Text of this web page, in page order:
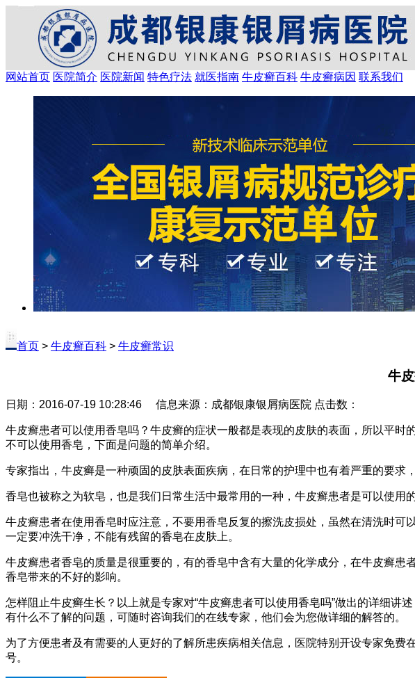
网站首页 医院简介 医院新闻 特色疗法 就医指南 牛皮癣百科 牛皮癣病因 联系我们
首页 > 牛皮癣百科 > 牛皮癣常识
牛
日期：2016-07-19 10:28:46 信息来源：成都银康银屑病医院 点击数：
牛皮癣患者可以使用香皂吗？牛皮癣的症状一般都是表现的皮肤的表面，所以平
不可以使用香皂，下面是问题的简单介绍。
专家指出，牛皮癣是一种顽固的皮肤表面疾病，在日常的护理中也有着严重的要求
香皂也被称之为软皂，也是我们日常生活中最常用的一种，牛皮癣患者是可以使用
牛皮癣患者在使用香皂时应注意，不要用香皂反复的擦洗皮损处，虽然在清洗时
一定要冲洗干净，不能有残留的香皂在皮肤上。
牛皮癣患者香皂的质量是很重要的，有的香皂中含有大量的化学成分，在牛皮癣
香皂带来的不好的影响。
怎样阻止牛皮癣生长？以上就是专家对“牛皮癣患者可以使用香皂吗”做出的详细
有什么不了解的问题，可随时咨询我们的在线专家，他们会为您做详细的解答的。
为了方便患者及有需要的人更好的了解所患疾病相关信息，医院特别开设专家免
号。